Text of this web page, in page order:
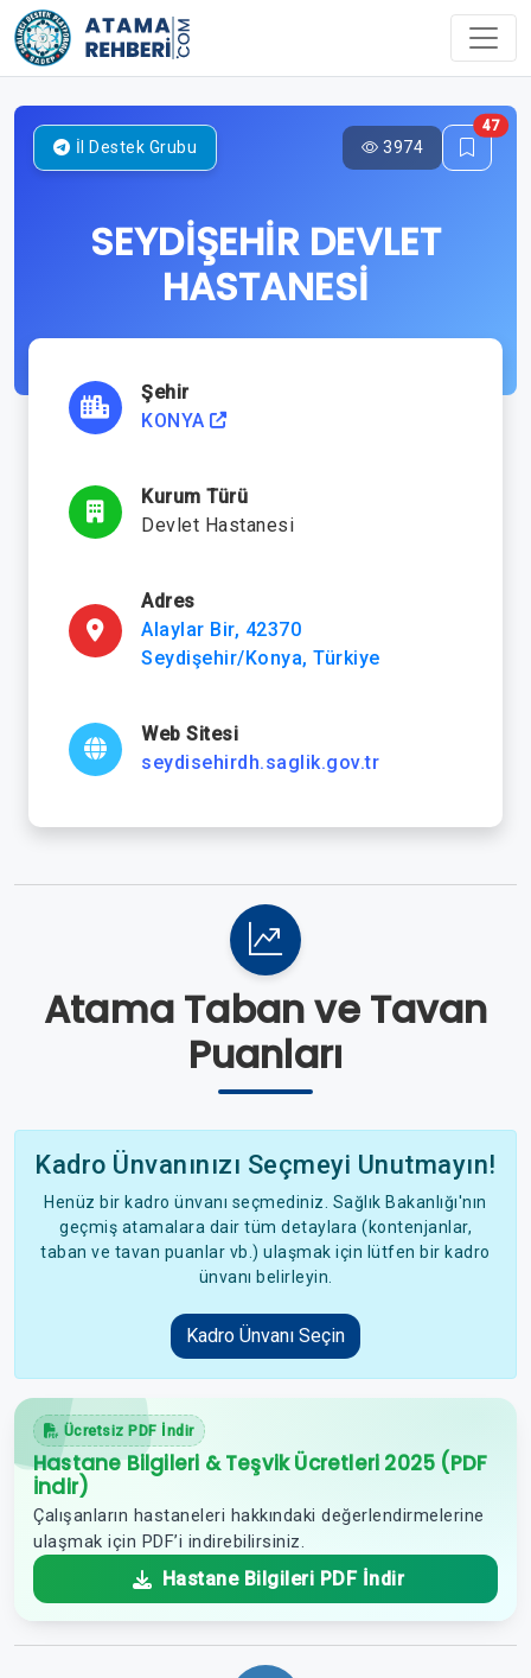
SEYDİŞEHİR DEVLET
HASTANESİ
İl Destek Grubu 3974
47
Şehir
KONYA
Kurum Türü
Devlet Hastanesi
Adres
Alaylar Bir, 42370
Seydişehir/Konya, Türkiye
Web Sitesi
seydisehirdh.saglik.gov.tr
Atama Taban ve Tavan
Puanları
Kadro Ünvanınızı Seçmeyi Unutmayın!
Henüz bir kadro ünvanı seçmediniz. Sağlık Bakanlığı'nın
geçmiş atamalara dair tüm detaylara (kontenjanlar,
taban ve tavan puanlar vb.) ulaşmak için lütfen bir kadro
ünvanı belirleyin.
Kadro Ünvanı Seçin
Ücretsiz PDF İndir
Hastane Bilgileri & Teşvik Ücretleri 2025 (PDF
İndir)
Çalışanların hastaneleri hakkındaki değerlendirmelerine
ulaşmak için PDF’i indirebilirsiniz.
Hastane Bilgileri PDF İndir